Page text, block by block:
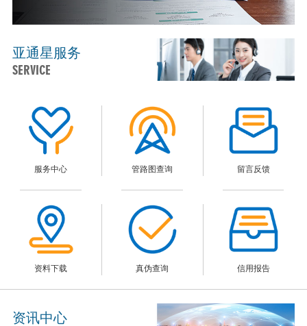
亚通星服务
SERVICE
服务中心 管路图查询 留言反馈
资料下载 真伪查询 信用报告
资讯中心